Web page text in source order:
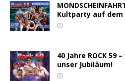
Kultparty auf dem
40 Jahre ROCK 59
unser Jubiläum!